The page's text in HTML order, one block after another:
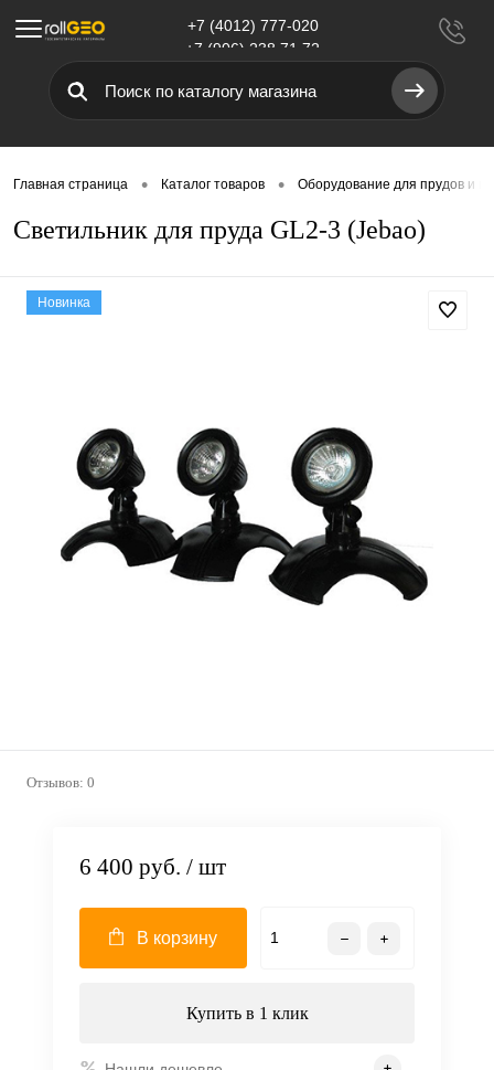
Меню
+7 (4012) 777-020
+7 (906) 238 71 72
Главная страница • Каталог товаров • Оборудование для прудов и
Светильник для пруда GL2-3 (Jebao)
Новинка
Отзывов: 0
6 400 руб. / шт
В корзину
Купить в 1 клик